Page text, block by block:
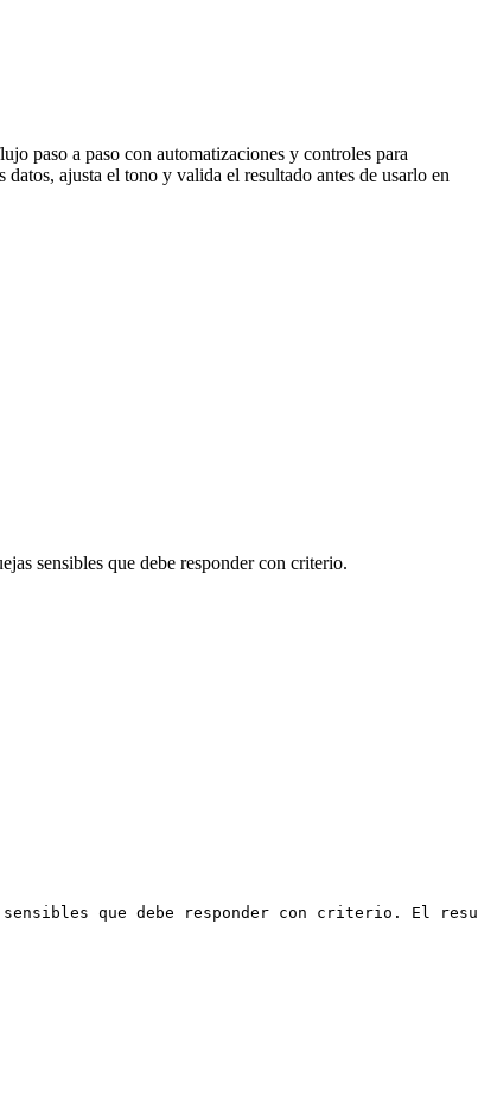
paso a paso con automatizaciones y controles para
ajusta el tono y valida el resultado antes de usarlo en
sensibles que debe responder con criterio.
que debe responder con criterio. El